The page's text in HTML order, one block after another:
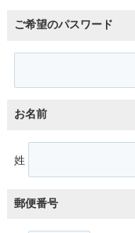
ご希望のパスワード
お名前
姓
郵便番号